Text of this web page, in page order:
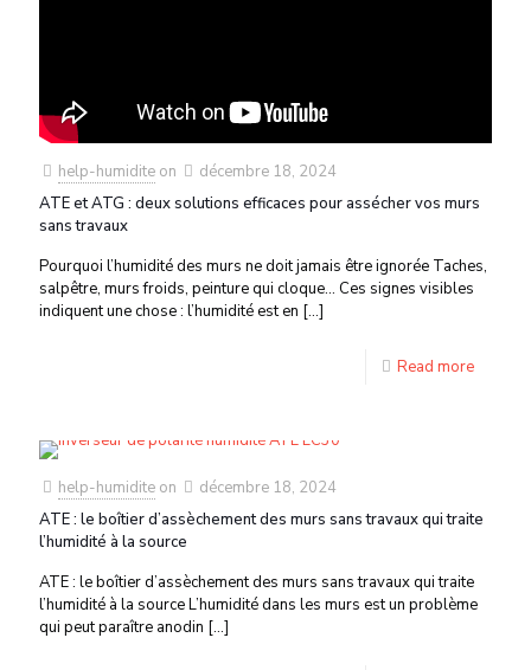
help-humidite on
décembre 18, 2024
ATE et ATG : deux solutions efficaces pour assécher vos murs
sans travaux
Pourquoi l’humidité des murs ne doit jamais être ignorée Taches,
salpêtre, murs froids, peinture qui cloque… Ces signes visibles
indiquent une chose : l’humidité est en […]
Read more
help-humidite on
décembre 18, 2024
ATE : le boîtier d’assèchement des murs sans travaux qui traite
l’humidité à la source
ATE : le boîtier d’assèchement des murs sans travaux qui traite
l’humidité à la source L’humidité dans les murs est un problème
qui peut paraître anodin […]